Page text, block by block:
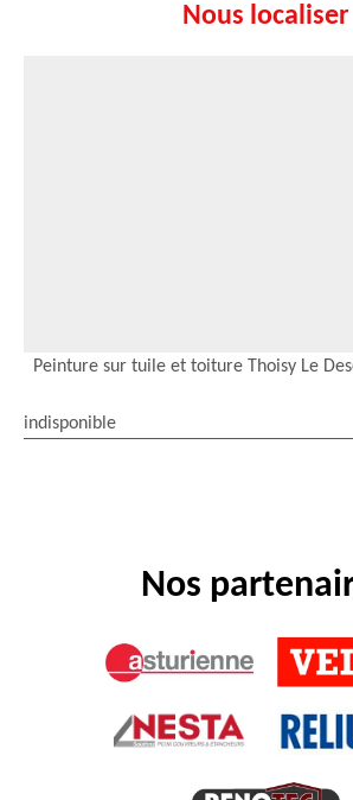
Nous localiser
Peinture sur tuile et toiture Thoisy Le
indisponible
Nos